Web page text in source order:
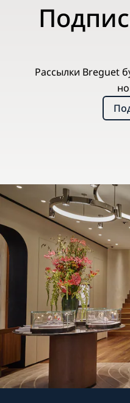
Рассылки Breguet